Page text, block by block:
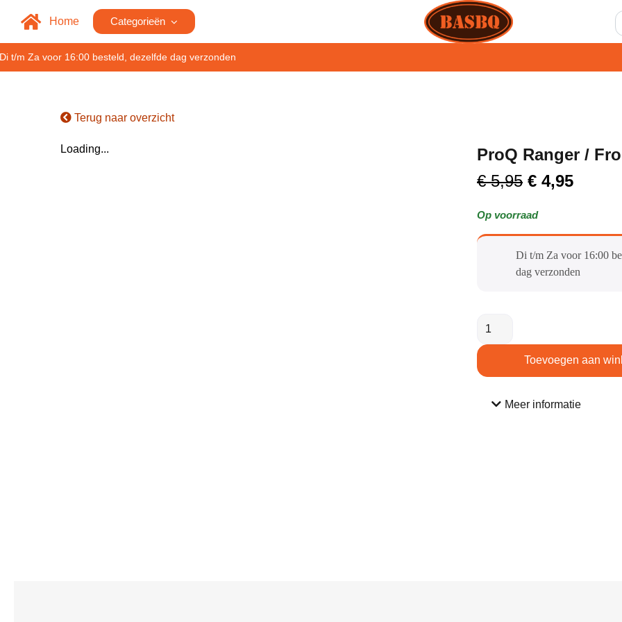
Home Categorieën
t/m Za voor 16:00 besteld, dezelfde dag verzonden
Terug naar overzicht
Loading...
ProQ Ranger /
€5,95 € 4,95
Op voorraad
Di t/m Za voor 16:00
dag verzonden​
Toevoegen aan
Meer informatie